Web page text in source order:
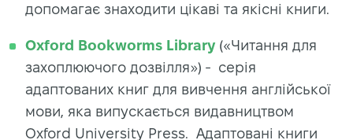
допомагає знаходити цікаві та якісні книги.
Oxford Bookworms Library («Читання для
захоплюючого дозвілля») - серія
адаптованих книг для вивчення англійської
мови, яка випускається видавництвом
Oxford University Press. Адаптовані книги